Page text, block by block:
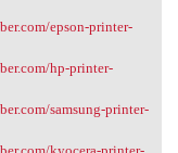
epson-printer-
hp-printer-
samsung-printer-